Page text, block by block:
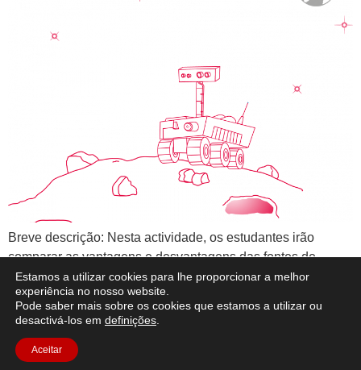
Breve descrição: Nesta actividade, os estudantes irão
comparar as vantagens e desvantagens das fontes de
energia renováveis e não renováveis e estudar circuitos
eléctricos simples. Utilizando a Lua como contexto, os
estudantes construirão um pequeno motor e uma célula
o seu rover deve ter para poder [...]
Estamos a utilizar cookies para lhe proporcionar a melhor
experiência no nosso website.
Pode saber mais sobre os cookies que estamos a utilizar ou
desactivá-los em definições
Aceitar